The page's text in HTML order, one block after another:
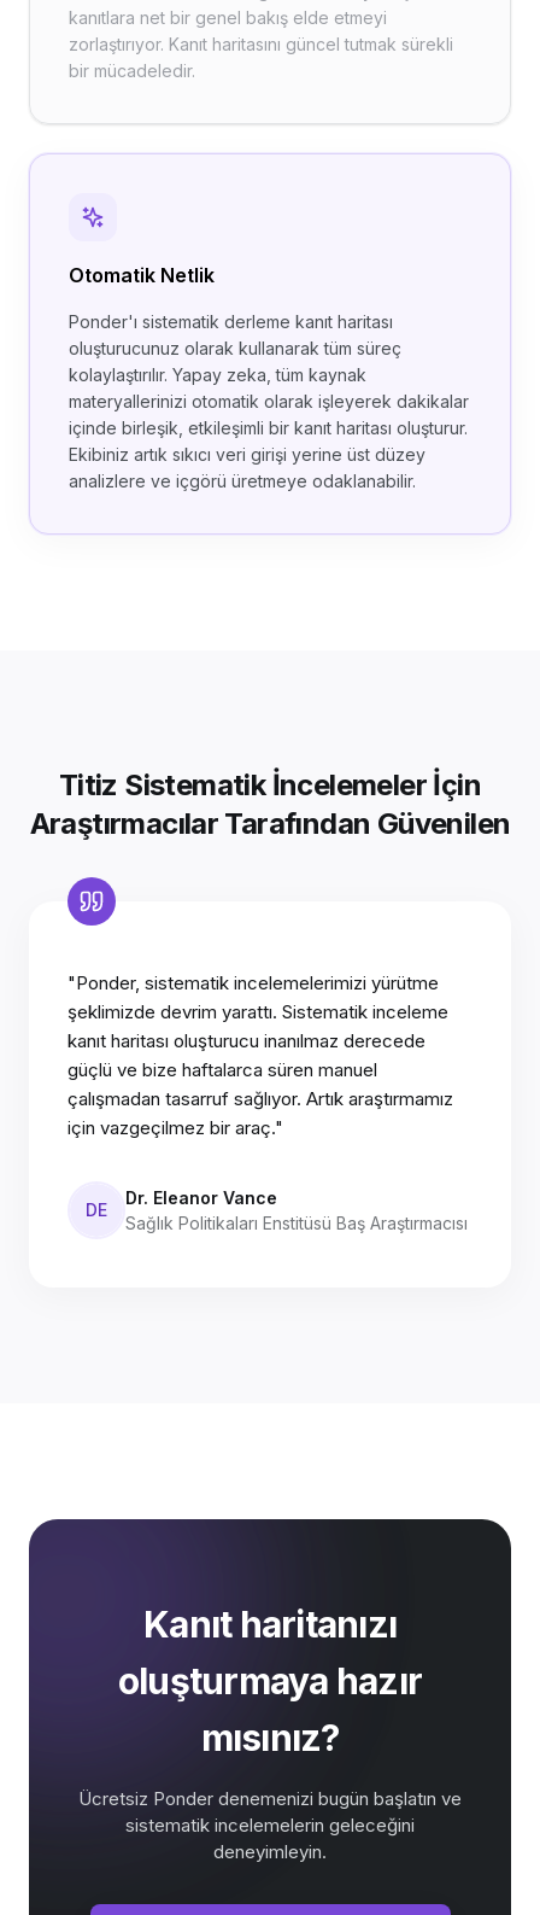
kanıtlara net bir genel bakış elde etmeyi
zorlaştırıyor. Kanıt haritasını güncel tutmak sürekli
bir mücadeledir.
Otomatik Netlik
Ponder'ı sistematik derleme kanıt haritası
oluşturucunuz olarak kullanarak tüm süreç
kolaylaştırılır. Yapay zeka, tüm kaynak
materyallerinizi otomatik olarak işleyerek dakikalar
içinde birleşik, etkileşimli bir kanıt haritası oluşturur.
Ekibiniz artık sıkıcı veri girişi yerine üst düzey
analizlere ve içgörü üretmeye odaklanabilir.
Titiz Sistematik İncelemeler İçin
Araştırmacılar Tarafından Güvenilen
"Ponder, sistematik incelemelerimizi yürütme
şeklimizde devrim yarattı. Sistematik inceleme
kanıt haritası oluşturucu inanılmaz derecede
güçlü ve bize haftalarca süren manuel
çalışmadan tasarruf sağlıyor. Artık araştırmamız
için vazgeçilmez bir araç."
DE
Dr. Eleanor Vance
Sağlık Politikaları Enstitüsü Baş Araştırmacısı
Kanıt haritanızı
oluşturmaya hazır
mısınız?
Ücretsiz Ponder denemenizi bugün başlatın ve
sistematik incelemelerin geleceğini
deneyimleyin.